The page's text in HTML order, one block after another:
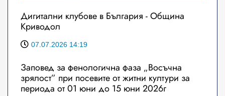
Дигитални клубове в България - Община
Криводол
07.07.2026 14:19
Заповед за фенологична фаза „Восъчна
зрялост” при посевите от житни култури за
периода от 01 юни до 15 юни 2026г